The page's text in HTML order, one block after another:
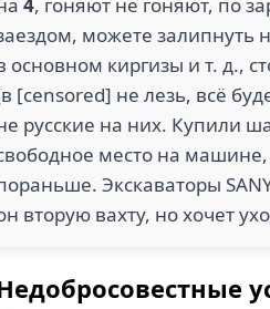
можете залипнуть
основном киргизы и т. д.,
[censored] не лезь, всё
русские на них. Купили
место на машине,
Экскаваторы
вторую вахту, но хочет